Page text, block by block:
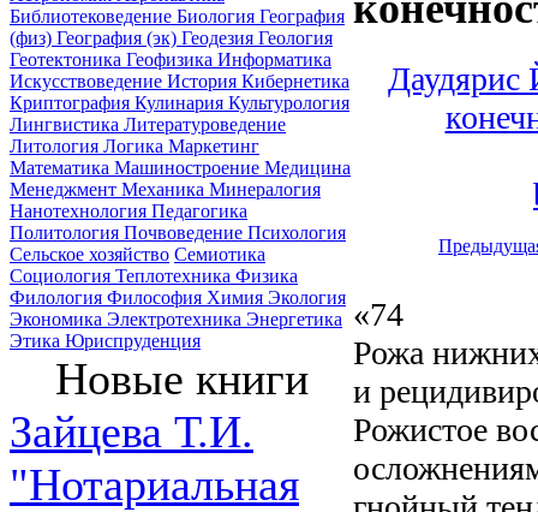
Библиотековедение Биология География
(физ) География (эк) Геодезия Геология
Геотектоника Геофизика Информатика
Искусствоведение История Кибернетика
Криптография Кулинария Культурология
Лингвистика Литературоведение
Литология Логика Маркетинг
Математика Машиностроение Медицина
Менеджмент Механика Минералогия
Нанотехнология Педагогика
Политология Почвоведение Психология
Сельское хозяйство Семиотика
Социология Теплотехника Физика
Филология Философия Химия Экология
Экономика Электротехника Энергетика
Этика Юриспруденция
Новые книги
Зайцева Т.И.
"Нотариальная
Даудярис
«74
Рожа
и
Рожистое